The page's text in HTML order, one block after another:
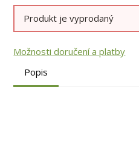
Produkt je vyprodaný
Možnosti doručení a platby
Popis